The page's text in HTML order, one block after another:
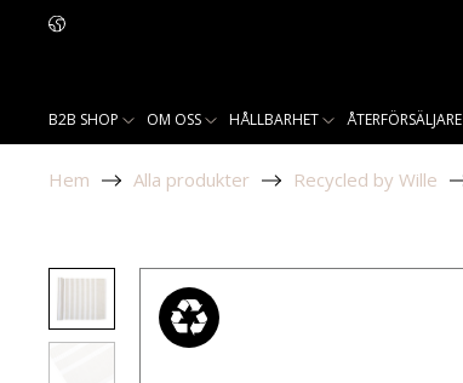
B2B SHOP OM OSS HÅLLBARHET ÅTERFÖRSÄLJARE
Hem Alla produkter Recycled by Wille